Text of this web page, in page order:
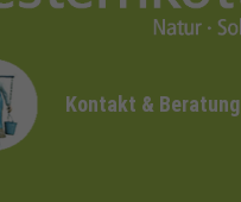
Kontakt & Beratung